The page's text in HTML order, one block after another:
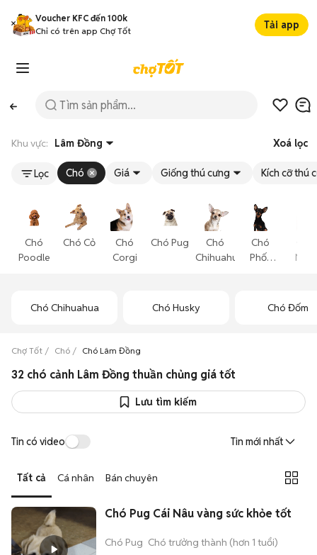
Voucher KFC đến 100k
Chỉ có trên app Chợ Tốt
Tải app
Khu vực: Lâm Đồng Xoá lọc
Lọc Chó Giá Giống thú cưng Kích cỡ thú
Chó
Poodle
Chó Cỏ
Chó
Corgi
Chó Pug
Chó
Chihuahua
Chó
Phốc
Nhật
Chó Chihuahua Chó Husky Chó Đốm
Chợ Tốt Chó Chó Lâm Đồng
32 chó cảnh Lâm Đồng thuần chủng giá tốt
Lưu tìm kiếm
Tin có video Tin mới nhất
Tất cả Cá nhân Bán chuyên
Chó Pug Cái Nâu vàng sức khỏe tốt
Chó Pug Chó trưởng thành (hơn 1 tuổi)